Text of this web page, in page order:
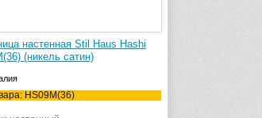
Крючок Stil Haus Hashi HS13(36)
(никель сатин)
Код товара: HS13(36)